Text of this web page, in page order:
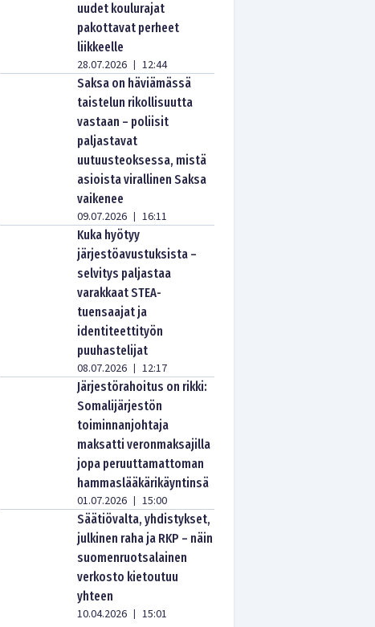
uudet koulurajat
pakottavat perheet
liikkeelle
28.07.2026 | 12:44
Saksa on häviämässä
taistelun rikollisuutta
vastaan – poliisit
paljastavat
uutuusteoksessa, mistä
asioista virallinen Saksa
vaikenee
09.07.2026 | 16:11
Kuka hyötyy
järjestöavustuksista –
selvitys paljastaa
varakkaat STEA-
tuensaajat ja
identiteettityön
puuhastelijat
08.07.2026 | 12:17
Järjestörahoitus on rikki:
Somalijärjestön
toiminnanjohtaja
maksatti veronmaksajilla
jopa peruuttamattoman
hammaslääkärikäyntinsä
01.07.2026 | 15:00
Säätiövalta, yhdistykset,
julkinen raha ja RKP – näin
suomenruotsalainen
verkosto kietoutuu
yhteen
10.04.2026 | 15:01